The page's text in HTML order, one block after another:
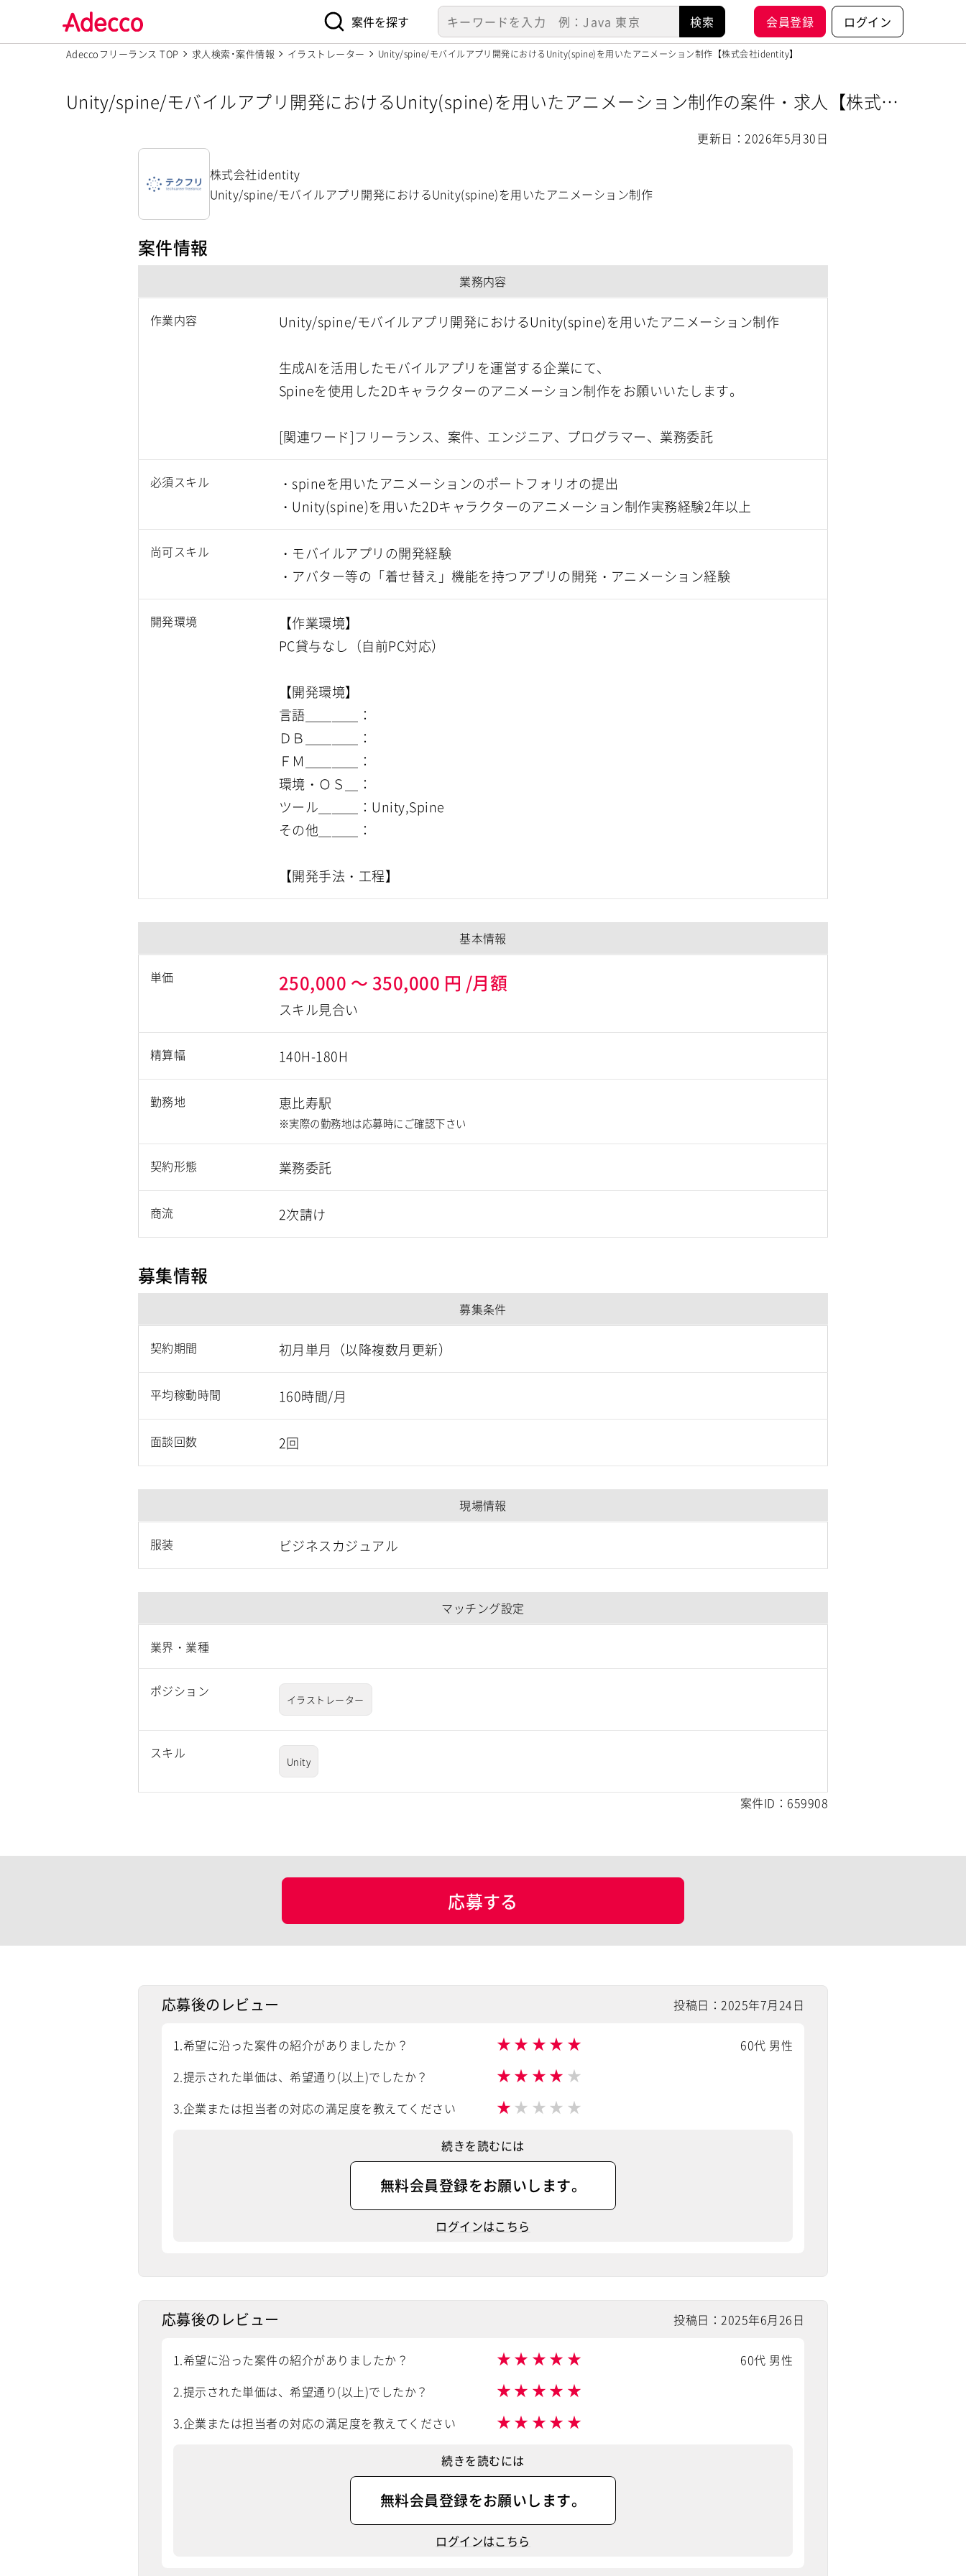
案件を探す 会員登録 ログイン
Adeccoフリーランス TOP 求人検索･案件情報 イラストレーター Unity/spine/モバイルアプリ開発におけるUnity(spine)を用いたアニメーション制作【株式会社identity】
Unity/spine/モバイルアプリ開発におけるUnity(spine)を用いたアニメーション制作の案件・求人【株式会
更新日：2026年5月30日
株式会社identity
Unity/spine/モバイルアプリ開発におけるUnity(spine)を用いたアニメーション制作
案件情報
業務内容
作業内容 Unity/spine/モバイルアプリ開発におけるUnity(spine)を用いたアニメーション制作
生成AIを活用したモバイルアプリを運営する企業にて、
Spineを使用した2Dキャラクターのアニメーション制作をお願いいたします。
[関連ワード]フリーランス、案件、エンジニア、プログラマー、業務委託
必須スキル
・spineを用いたアニメーションのポートフォリオの提出
・Unity(spine)を用いた2Dキャラクターのアニメーション制作実務経験2年以上
尚可スキル
・モバイルアプリの開発経験
・アバター等の「着せ替え」機能を持つアプリの開発・アニメーション経験
開発環境
【作業環境】
PC貸与なし（自前PC対応）
【開発環境】
言語＿＿＿＿：
ＤＢ＿＿＿＿：
ＦＭ＿＿＿＿：
環境・ＯＳ＿：
ツール＿＿＿：Unity,Spine
その他＿＿＿：
基本情報
単価 250,000 ～ 350,000 円 /月額
スキル見合い
精算幅 140H-180H
勤務地 恵比寿駅
※実際の勤務地は応募時にご確認下さい
契約形態 業務委託
商流 2次請け
募集情報
募集条件
契約期間 初月単月（以降複数月更新）
平均稼動時間 160時間/月
面談回数 2回
現場情報
服装 ビジネスカジュアル
マッチング設定
業界・業種
ポジション
イラストレーター
スキル
Unity
案件ID：659908
応募する
応募後のレビュー 投稿日：2025年7月24日
60代 男性
1.希望に沿った案件の紹介がありましたか？ ★ ★ ★ ★ ★
2.提示された単価は、希望通り(以上)でしたか？ ★ ★ ★ ★ ★
3.企業または担当者の対応の満足度を教えてください ★ ★ ★ ★ ★
続きを読むには
無料会員登録をお願いします。
ログインはこちら
応募後のレビュー 投稿日：2025年6月26日
60代 男性
1.希望に沿った案件の紹介がありましたか？ ★ ★ ★ ★ ★
2.提示された単価は、希望通り(以上)でしたか？ ★ ★ ★ ★ ★
3.企業または担当者の対応の満足度を教えてください ★ ★ ★ ★ ★
続きを読むには
無料会員登録をお願いします。
ログインはこちら